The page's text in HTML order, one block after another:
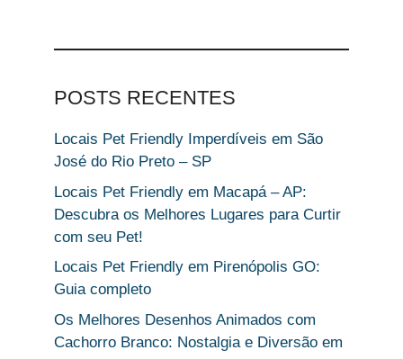
POSTS RECENTES
Locais Pet Friendly Imperdíveis em São
José do Rio Preto – SP
Locais Pet Friendly em Macapá – AP:
Descubra os Melhores Lugares para Curtir
com seu Pet!
Locais Pet Friendly em Pirenópolis GO:
Guia completo
Os Melhores Desenhos Animados com
Cachorro Branco: Nostalgia e Diversão em